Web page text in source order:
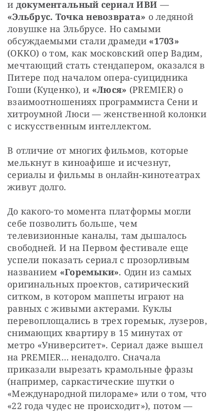
и документальный сериал ИВИ
—
«Эльбрус. Точка невозврата» о ледяной
ловушке на Эльбрусе. Но самыми
обсуждаемыми стали драмеди «1703»
(OKKO) о том, как московский опер Вадим,
мечтающий стать стендапером, оказался в
Питере под началом опера-суицидника
Гоши (Куценко), и «Люся» (PREMIER) о
взаимоотношениях программиста Сени и
хитроумной Люси — женственной колонки
с искусственным интеллектом.
В отличие от многих фильмов, которые
мелькнут в киноафише и исчезнут,
сериалы и фильмы в онлайн-кинотеатрах
живут долго.
До какого-то момента платформы могли
себе позволить больше, чем
телевизионные каналы, там дышалось
свободней. И на Первом фестивале еще
успели показать сериал с прозорливым
названием «Горемыки». Один из самых
оригинальных проектов, сатирический
ситком, в котором маппеты играют на
равных с живыми актерами. Куклы
перевоплощались в трех горемык, лузеров,
снимающих квартиру в 15 минутах от
метро «Университет». Сериал даже вышел
на PREMIER… ненадолго. Сначала
приказали вырезать крамольные фразы
(например, саркастические шутки о
«Международной пилораме» или о том, что
«22 года чудес не происходит»), потом —